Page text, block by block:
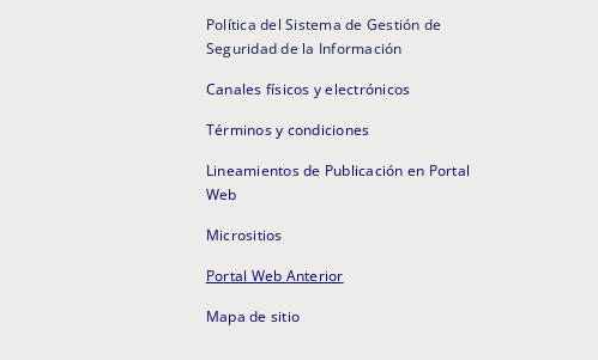
Política del Sistema de Gestión de
Seguridad de la Información
Canales físicos y electrónicos
Términos y condiciones
Lineamientos de Publicación en Portal
Web
Micrositios
Portal Web Anterior
Mapa de sitio